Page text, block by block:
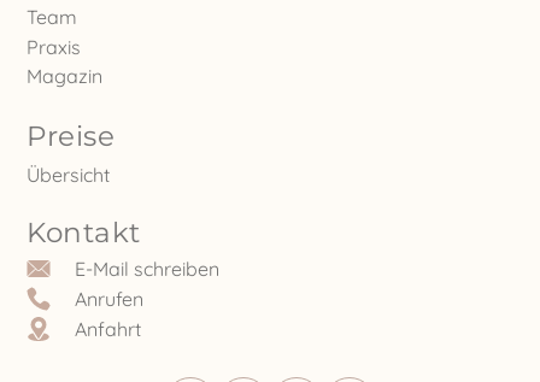
Team
Praxis
Magazin
Preise
Übersicht
Kontakt
E-Mail schreiben
Anrufen
Anfahrt